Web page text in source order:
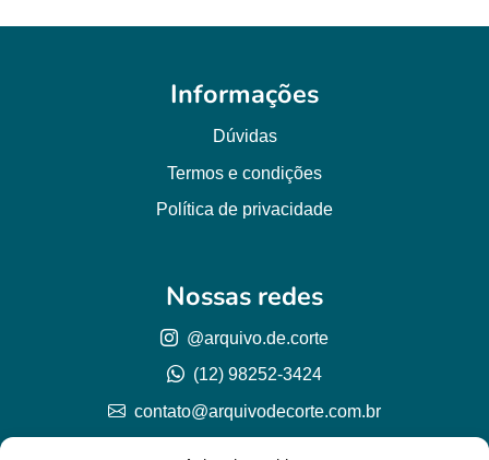
Informações
Dúvidas
Termos e condições
Política de privacidade
Nossas redes
@arquivo.de.corte
(12) 98252-3424
contato@arquivodecorte.com.br